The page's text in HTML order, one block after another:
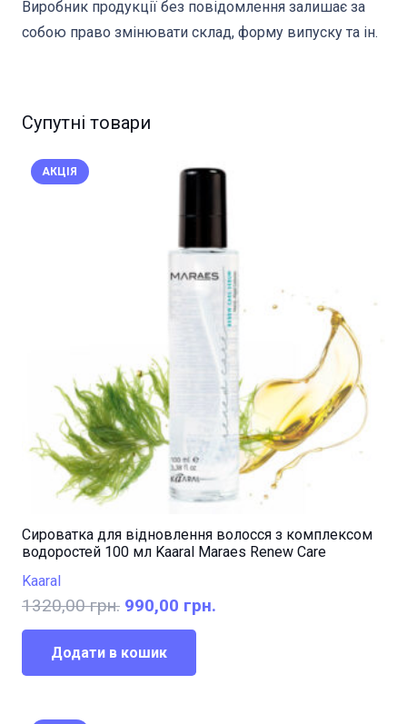
Виробник продукції без повідомлення залишає за
собою право змінювати склад, форму випуску та ін.
Супутні товари
АКЦІЯ
Сироватка для відновлення волосся з комплексом
водоростей 100 мл Kaaral Maraes Renew Care
Kaaral
1320,00грн. Оригінальна
ціна:
1320,00 грн..
990,00 грн.
Додати в кошик